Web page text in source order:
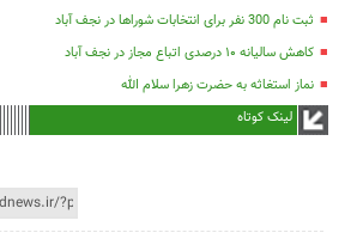
ثبت نام 300 نفر برای انتخابات شوراها در نجف آباد
کاهش سالیانه ۱۰ درصدی اتباع مجاز در نجف آباد
نماز استغاثه به حضرت زهرا سلام الله
لینک کوتاه